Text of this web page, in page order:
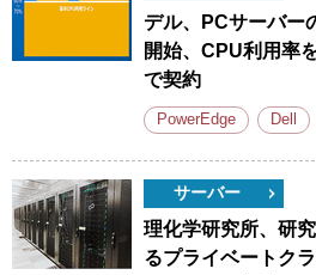
デル、PCサーバー
開始、CPU利用率
で契約
PowerEdge Dell
サーバー
理化学研究所、研
るプライベートク